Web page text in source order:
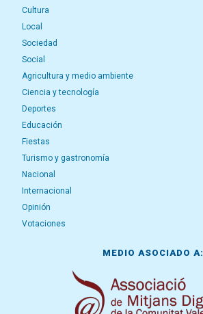
Cultura
Local
Sociedad
Social
Agricultura y medio ambiente
Ciencia y tecnología
Deportes
Educación
Fiestas
Turismo y gastronomía
Nacional
Internacional
Opinión
Votaciones
MEDIO ASOCIADO A: